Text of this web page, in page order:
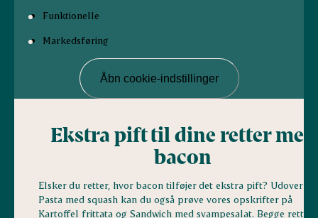
Funktionelle
Markedsføring
Åbn cookie-indstillinger
Ekstra pift til dine retter med
bacon
Elsker du retter, hvor bacon tilføjer det ekstra pift? Udover
Pasta med squash kan du også prøve vores opskrifter på
Kartoffel frittata og Sandwich med svampesalat. Begge retter